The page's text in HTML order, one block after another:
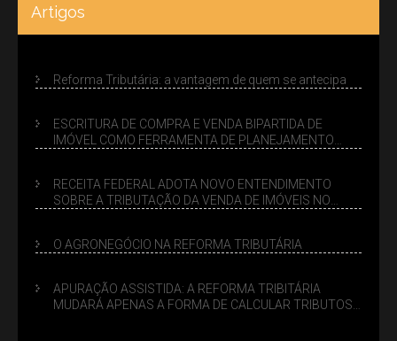
Artigos
Reforma Tributária: a vantagem de quem se antecipa
ESCRITURA DE COMPRA E VENDA BIPARTIDA DE
IMÓVEL COMO FERRAMENTA DE PLANEJAMENTO
RECEITA FEDERAL ADOTA NOVO ENTENDIMENTO
SOBRE A TRIBUTAÇÃO DA VENDA DE IMÓVEIS NO
O AGRONEGÓCIO NA REFORMA TRIBUTÁRIA
APURAÇÃO ASSISTIDA: A REFORMA TRIBITÁRIA
MUDARÁ APENAS A FORMA DE CALCULAR TRIBUTOS